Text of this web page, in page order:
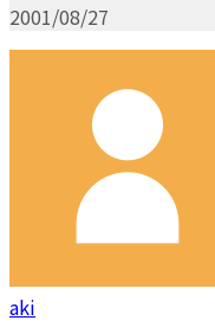
2001/08/27
aki